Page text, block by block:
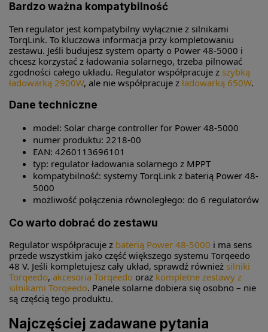
Bardzo ważna kompatybilność
Ten regulator jest kompatybilny wyłącznie z silnikami
TorqLink. To kluczowa informacja przy kompletowaniu
zestawu. Jeśli budujesz system oparty o Power 48-5000 i
chcesz korzystać z ładowania solarnego, trzeba pilnować
zgodności całego układu. Regulator współpracuje z szybką
ładowarką 2900W, ale nie współpracuje z ładowarką 650W.
Dane techniczne
model: Solar charge controller for Power 48-5000
numer produktu: 2218-00
EAN: 4260113696101
typ: regulator ładowania solarnego z MPPT
kompatybilność: systemy TorqLink z baterią Power 48-
5000
możliwość połączenia równoległego: do 6 regulatorów
Co warto dobrać do zestawu
Regulator współpracuje z baterią Power 48-5000 i ma sens
przede wszystkim jako część większego systemu Torqeedo
48 V. Jeśli kompletujesz cały układ, sprawdź również silniki
Torqeedo, akcesoria Torqeedo oraz kompletne zestawy z
silnikami Torqeedo. Panele solarne dobiera się osobno – nie
są częścią tego produktu.
Najczęściej zadawane pytania